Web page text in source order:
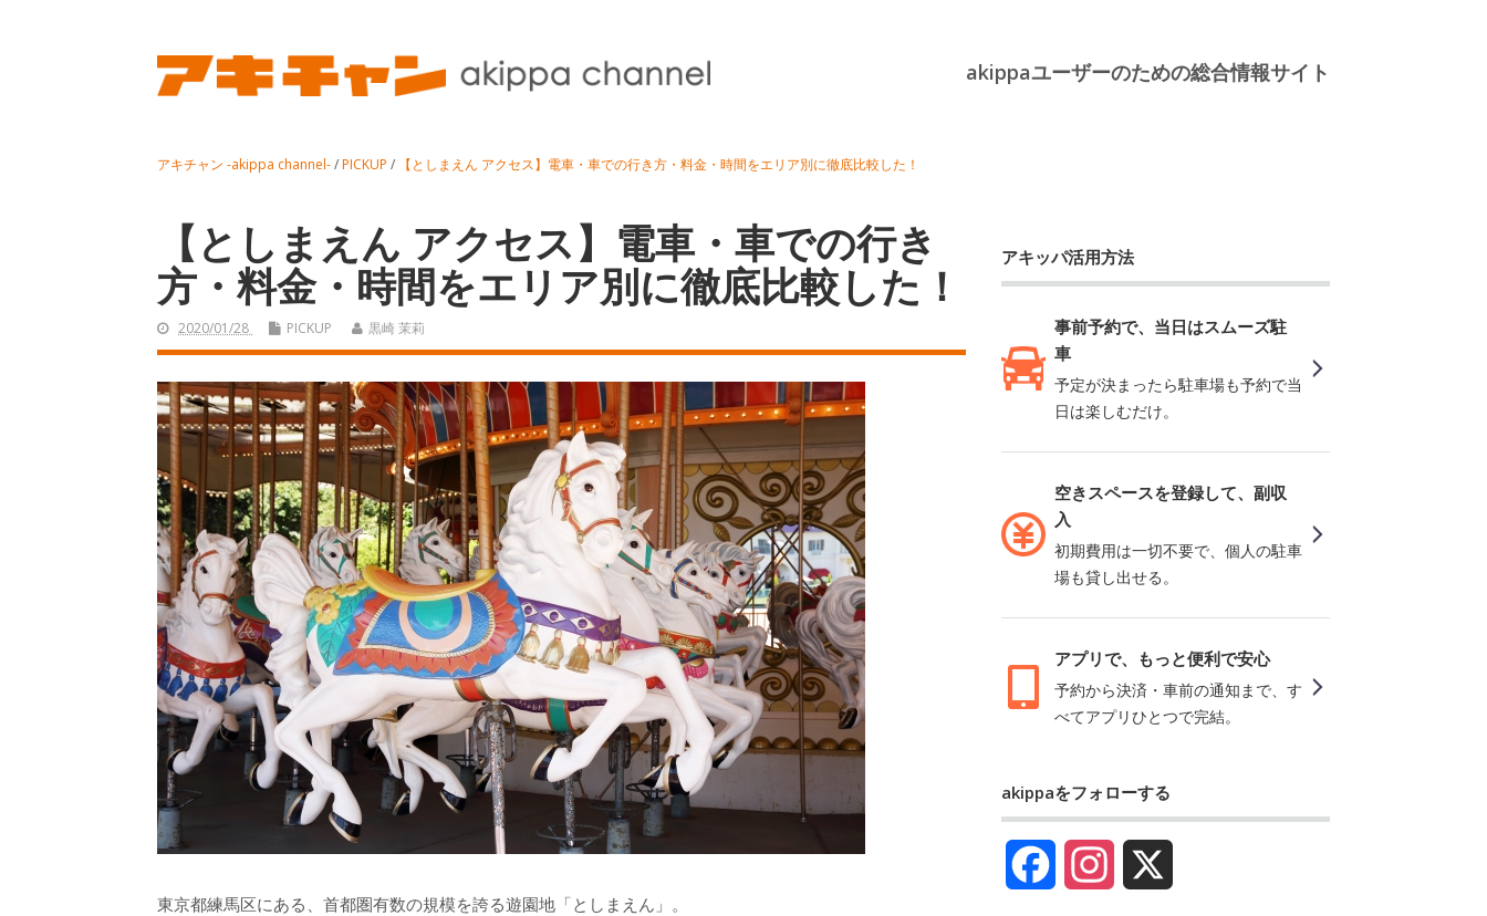
akippaユーザーのための総合情報サイト
アキチャン -akippa channel-/PICKUP / 【としまえん アクセス】電車・車での行き方・料金・時間をエリア別に徹底比較した！
【としまえん アクセス】電車・車での行き
方・料金・時間をエリア別に徹底比較した！
2020/01/28 PICKUP 黒崎 茉莉
東京都練馬区にある、首都圏有数の規模を誇る遊園地「としまえん」。
アキッパ活用方法
事前予約で、当日はスムーズ駐
車
予定が決まったら駐車場も予約で当
日は楽しむだけ。
空きスペースを登録して、副収
入
初期費用は一切不要で、個人の駐車
場も貸し出せる。
アプリで、もっと便利で安心
予約から決済・車前の通知まで、す
べてアプリひとつで完結。
akippaをフォローする
FacebookInstagram